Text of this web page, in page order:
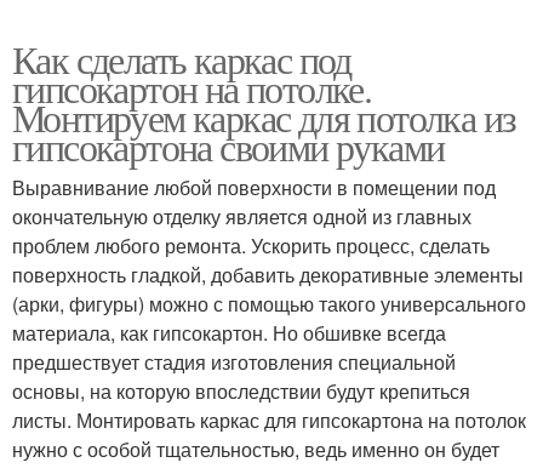
Как сделать каркас под
гипсокартон на потолке.
Монтируем каркас для потолка из
гипсокартона своими руками
Выравнивание любой поверхности в помещении под
окончательную отделку является одной из главных
проблем любого ремонта. Ускорить процесс, сделать
поверхность гладкой, добавить декоративные элементы
(арки, фигуры) можно с помощью такого универсального
материала, как гипсокартон. Но обшивке всегда
предшествует стадия изготовления специальной
основы, на которую впоследствии будут крепиться
листы. Монтировать каркас для гипсокартона на потолок
нужно с особой тщательностью, ведь именно он будет